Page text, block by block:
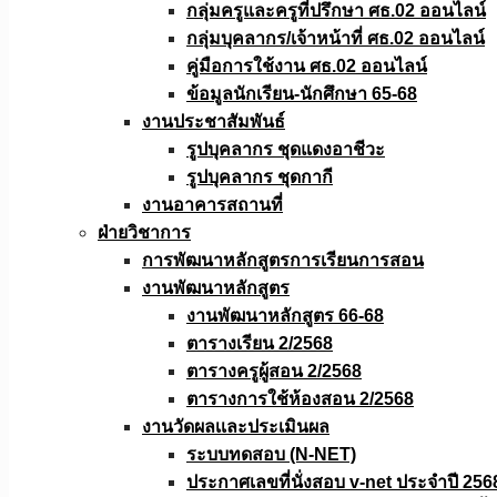
กลุ่มครูและครูที่ปรึกษา ศธ.02 ออนไลน์
กลุ่มบุคลากร/เจ้าหน้าที่ ศธ.02 ออนไลน์
คู่มือการใช้งาน ศธ.02 ออนไลน์
ข้อมูลนักเรียน-นักศึกษา 65-68
งานประชาสัมพันธ์
รูปบุคลากร ชุดแดงอาชีวะ
รูปบุคลากร ชุดกากี
งานอาคารสถานที่
ฝ่ายวิชาการ
การพัฒนาหลักสูตรการเรียนการสอน
งานพัฒนาหลักสูตร
งานพัฒนาหลักสูตร 66-68
ตารางเรียน 2/2568
ตารางครูผู้สอน 2/2568
ตารางการใช้ห้องสอน 2/2568
งานวัดผลเเละประเมินผล
ระบบทดสอบ (N-NET)
ประกาศเลขที่นั่งสอบ v-net ประจำปี